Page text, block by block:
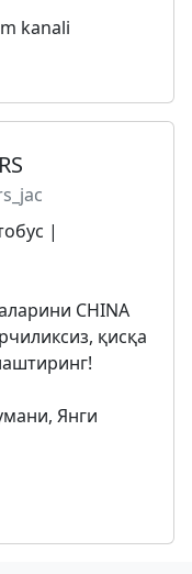
kanali
|
CHINA
қисқа
Янги